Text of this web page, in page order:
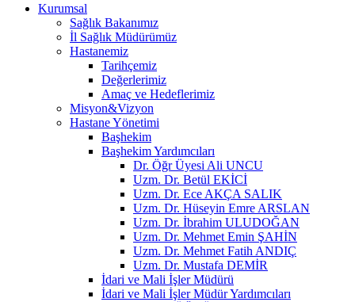
Kurumsal
Sağlık Bakanımız
İl Sağlık Müdürümüz
Hastanemiz
Tarihçemiz
Değerlerimiz
Amaç ve Hedeflerimiz
Misyon&Vizyon
Hastane Yönetimi
Başhekim
Başhekim Yardımcıları
Dr. Öğr Üyesi Ali UNCU
Uzm. Dr. Betül EKİCİ
Uzm. Dr. Ece AKÇA SALIK
Uzm. Dr. Hüseyin Emre ARSLAN
Uzm. Dr. İbrahim ULUDOĞAN
Uzm. Dr. Mehmet Emin ŞAHİN
Uzm. Dr. Mehmet Fatih ANDIÇ
Uzm. Dr. Mustafa DEMİR
İdari ve Mali İşler Müdürü
İdari ve Mali İşler Müdür Yardımcıları